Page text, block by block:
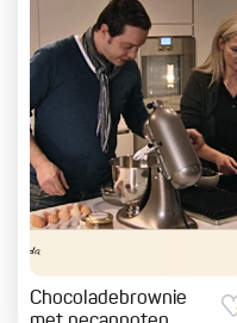
Chocoladebrownie